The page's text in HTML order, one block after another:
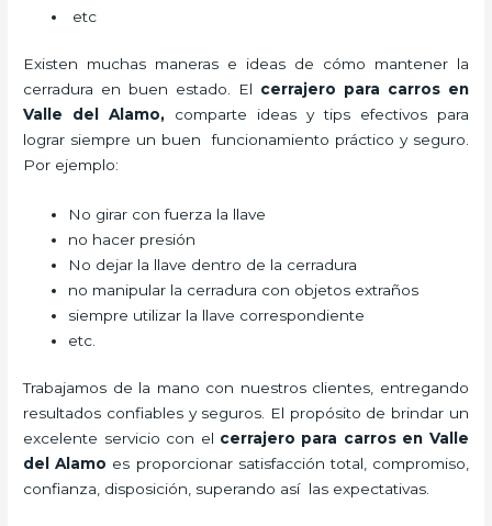
etc
Existen muchas maneras e ideas de cómo mantener la
cerradura en buen estado. El cerrajero para carros en
Valle del Alamo, comparte ideas y tips efectivos para
lograr siempre un buen funcionamiento práctico y seguro.
Por ejemplo:
No girar con fuerza la llave
no hacer presión
No dejar la llave dentro de la cerradura
no manipular la cerradura con objetos extraños
siempre utilizar la llave correspondiente
etc.
Trabajamos de la mano con nuestros clientes, entregando
resultados confiables y seguros. El propósito de brindar un
excelente servicio con el cerrajero para carros en Valle
del Alamo es proporcionar satisfacción total, compromiso,
confianza, disposición, superando así las expectativas.